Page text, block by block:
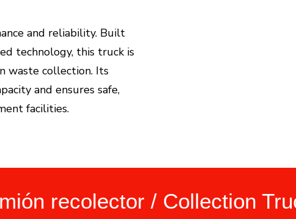
and reliability. Built
technology, this truck is
waste collection. Its
and ensures safe,
facilities.
recolector / Collection